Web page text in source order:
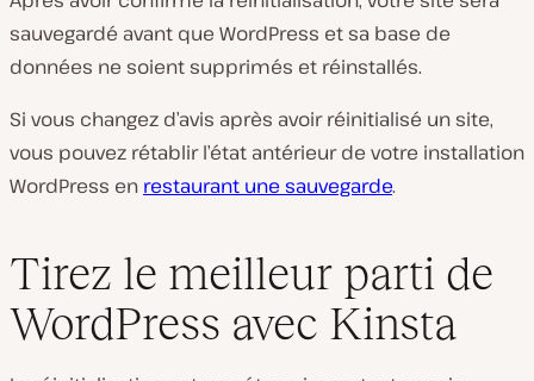
sauvegardé avant que WordPress et sa base de
données ne soient supprimés et réinstallés.
Si vous changez d’avis après avoir réinitialisé un site,
vous pouvez rétablir l’état antérieur de votre installation
WordPress en restaurant une sauvegarde.
Tirez le meilleur parti de
WordPress avec Kinsta